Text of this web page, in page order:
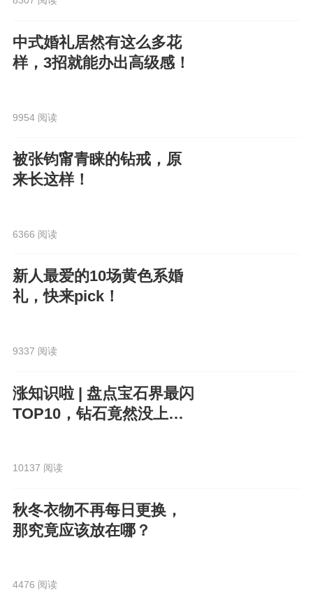
中式婚礼居然有这么多花
样，3招就能办出高级感！
9954 阅读
被张钧甯青睐的钻戒，原
来长这样！
6366 阅读
新人最爱的10场黄色系婚
礼，快来pick！
9337 阅读
涨知识啦 | 盘点宝石界最闪
TOP10，钻石竟然没上
10137 阅读
秋冬衣物不再每日更换，
那究竟应该放在哪？
4476 阅读